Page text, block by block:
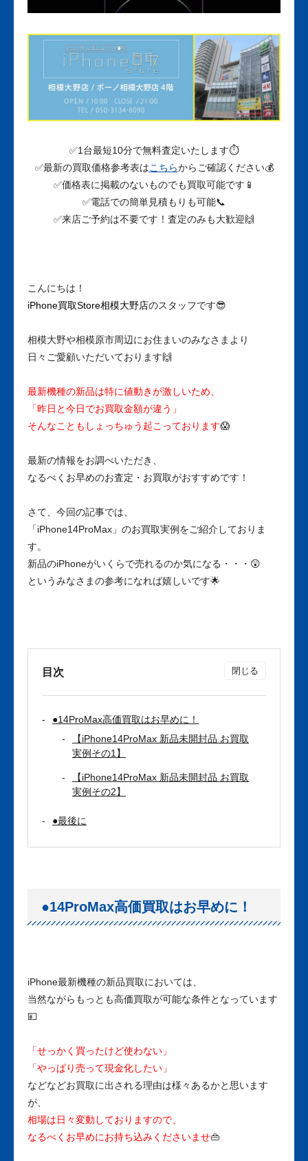
✅1台最短10分で無料査定いたします⏱
✅最新の買取価格参考表はこちらからご確認ください💰
✅価格表に掲載のないものでも買取可能です📱
✅電話での簡単見積もりも可能📞
✅来店ご予約は不要です！査定のみも大歓迎🙌
こんにちは！
iPhone買取Store相模大野店のスタッフです😎
相模大野や相模原市周辺にお住まいのみなさまより
日々ご愛顧いただいております🙌
最新機種の新品は特に値動きが激しいため、
「昨日と今日でお買取金額が違う」
そんなこともしょっちゅう起こっております😱
最新の情報をお調べいただき、
なるべくお早めのお査定・お買取がおすすめです！
さて、今回の記事では、
「iPhone14ProMax」のお買取実例をご紹介しておりま
す。
新品のiPhoneがいくらで売れるのか気になる・・・😲
というみなさまの参考になれば嬉しいです🌟
目次
●14ProMax高価買取はお早めに！
【iPhone14ProMax 新品未開封品 お買取
実例その1】
【iPhone14ProMax 新品未開封品 お買取
実例その2】
●最後に
●14ProMax高価買取はお早めに！
iPhone最新機種の新品買取においては、
当然ながらもっとも高価買取が可能な条件となっています
💴
「せっかく買ったけど使わない」
「やっぱり売って現金化したい」
などなどお買取に出される理由は様々あるかと思います
が、
相場は日々変動しておりますので、
なるべくお早めにお持ち込みくださいませ👜